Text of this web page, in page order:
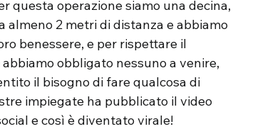
questa operazione siamo una decina,
almeno 2 metri di distanza e abbiamo
benessere, e per rispettare il
obbligato nessuno a venire,
il bisogno di fare qualcosa di
impiegate ha pubblicato il video
e così è diventato virale!